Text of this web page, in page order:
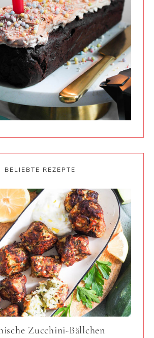
BELIEBTE REZEPTE
Zucchini-Bällchen